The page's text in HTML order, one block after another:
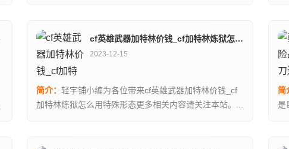
cf英雄武器加特林价钱_cf加特林炼狱怎么用特殊形态
2023-12-15
简介：轻宇铺小编为各位带来cf英雄武器加特林价钱_cf
加特林炼狱怎么用特殊形态更多相关内容请关注本站。...
简
是